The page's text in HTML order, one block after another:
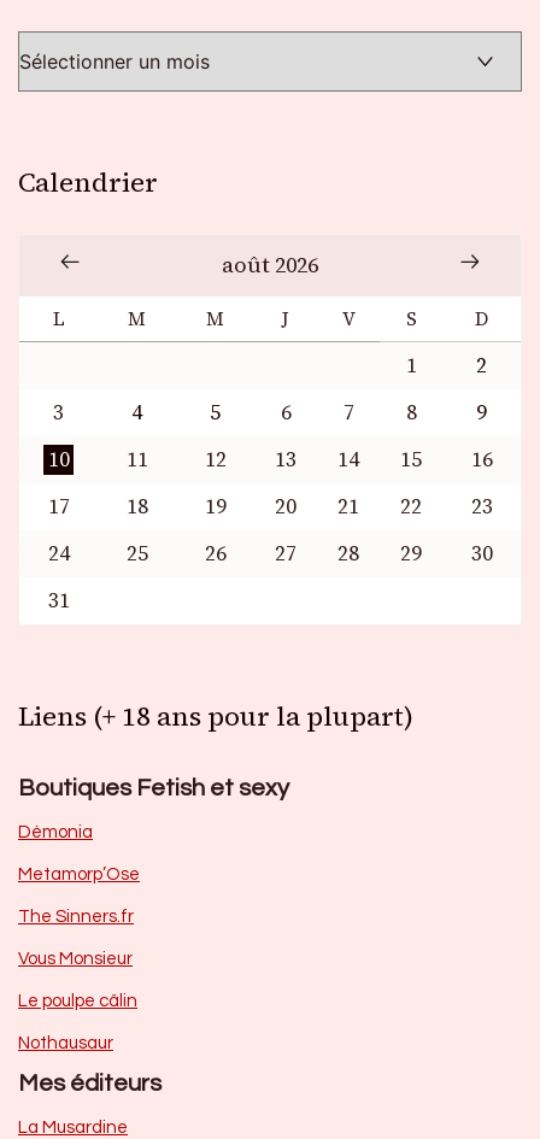
Calendrier
août 2026
L M M J V S D
1
2
3
4 5 6 7 8
9
10
11 12 13 14 15
16
17
18 19 20 21 22
23
24
25 26 27 28 29
30
31
Liens (+ 18 ans pour la plupart)
Boutiques Fetish et sexy
Dèmonia
Metamorp’Ose
The Sinners.fr
Vous Monsieur
Le poulpe câlin
Nothausaur
Mes éditeurs
La Musardine